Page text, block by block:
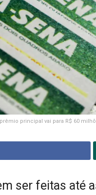
principal vai para R$ 60
ser feitas até